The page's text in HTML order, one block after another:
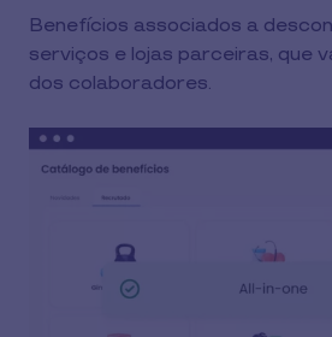
Benefícios associados a
serviços e lojas parceiras, que
dos colaboradores.